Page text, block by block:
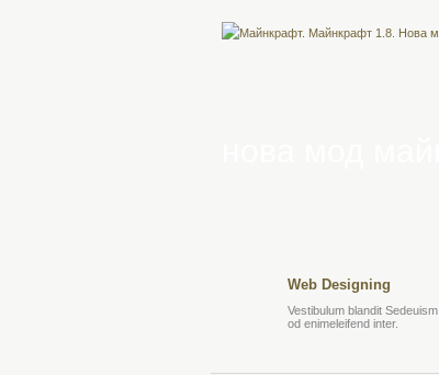
Web Designing
Vestibulum blandit Sedeuism
od enimeleifend inter.